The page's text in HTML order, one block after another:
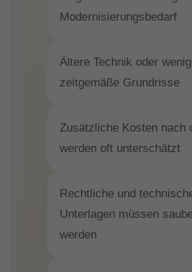
Modernisierungsbedarf
Ältere Technik oder
zeitgemäße Grundrisse
Zusätzliche Kosten nach
werden oft unterschätzt
Rechtliche und
Unterlagen müssen
werden